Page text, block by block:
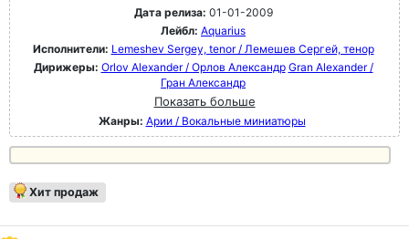
Дата релиза: 01-01-2009
Лейбл: Aquarius
Исполнители: Lemeshev Sergey, tenor / Лемешев Сергей, тенор
Дирижеры: Orlov Alexander / Орлов Александр Gran Alexander /
Гран Александр
Показать больше
Жанры: Арии / Вокальные миниатюры
Хит продаж